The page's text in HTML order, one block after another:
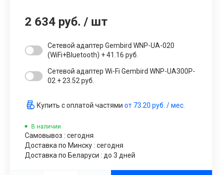
2 634 руб. / шт
Сетевой адаптер Gembird WNP-UA-020
(WiFi+Bluetooth) + 41.16 руб.
Сетевой адаптер Wi-Fi Gembird WNP-UA300P-
02 + 23.52 руб.
Купить с оплатой частями от 73.20 руб. / мес.
В наличии
Самовывоз : сегодня
Доставка по Минску : сегодня
Доставка по Беларуси : до 3 дней